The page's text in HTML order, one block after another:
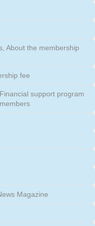
About the membership
fee
support program
Magazine